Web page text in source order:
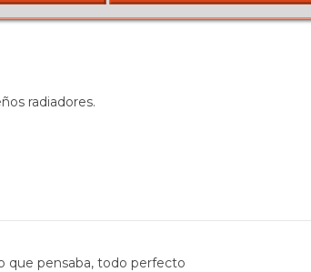
radiadores.
que pensaba, todo perfecto